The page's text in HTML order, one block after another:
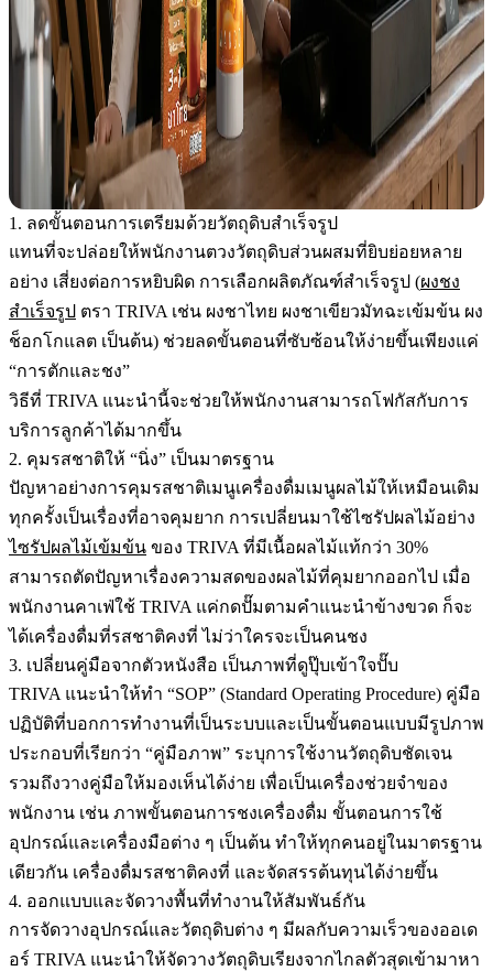
1. ลดขั้นตอนการเตรียมด้วยวัตถุดิบสำเร็จรูป
แทนที่จะปล่อยให้พนักงานตวงวัตถุดิบส่วนผสมที่ยิบย่อยหลาย
อย่าง เสี่ยงต่อการหยิบผิด การเลือกผลิตภัณฑ์สำเร็จรูป (ผงชง
สำเร็จรูป ตรา TRIVA เช่น ผงชาไทย ผงชาเขียวมัทฉะเข้มข้น ผง
ช็อกโกแลต เป็นต้น) ช่วยลดขั้นตอนที่ซับซ้อนให้ง่ายขึ้นเพียงแค่
“การตักและชง”
วิธีที่ TRIVA แนะนำนี้จะช่วยให้พนักงานสามารถโฟกัสกับการ
บริการลูกค้าได้มากขึ้น
2. คุมรสชาติให้ “นิ่ง” เป็นมาตรฐาน
ปัญหาอย่างการคุมรสชาติเมนูเครื่องดื่มเมนูผลไม้ให้เหมือนเดิม
ทุกครั้งเป็นเรื่องที่อาจคุมยาก การเปลี่ยนมาใช้ไซรัปผลไม้อย่าง
ไซรัปผลไม้เข้มข้น ของ TRIVA ที่มีเนื้อผลไม้แท้กว่า 30%
สามารถตัดปัญหาเรื่องความสดของผลไม้ที่คุมยากออกไป เมื่อ
พนักงานคาเฟ่ใช้ TRIVA แค่กดปั๊มตามคำแนะนำข้างขวด ก็จะ
ได้เครื่องดื่มที่รสชาติคงที่ ไม่ว่าใครจะเป็นคนชง
3. เปลี่ยนคู่มือจากตัวหนังสือ เป็นภาพที่ดูปุ๊บเข้าใจปั๊บ
TRIVA แนะนำให้ทำ “SOP” (Standard Operating Procedure) คู่มือ
ปฏิบัติที่บอกการทำงานที่เป็นระบบและเป็นขั้นตอนแบบมีรูปภาพ
ประกอบที่เรียกว่า “คู่มือภาพ” ระบุการใช้งานวัตถุดิบชัดเจน
รวมถึงวางคู่มือให้มองเห็นได้ง่าย เพื่อเป็นเครื่องช่วยจำของ
พนักงาน เช่น ภาพขั้นตอนการชงเครื่องดื่ม ขั้นตอนการใช้
อุปกรณ์และเครื่องมือต่าง ๆ เป็นต้น ทำให้ทุกคนอยู่ในมาตรฐาน
เดียวกัน เครื่องดื่มรสชาติคงที่ และจัดสรรต้นทุนได้ง่ายขึ้น
4. ออกแบบและจัดวางพื้นที่ทำงานให้สัมพันธ์กัน
การจัดวางอุปกรณ์และวัตถุดิบต่าง ๆ มีผลกับความเร็วของออเด
อร์ TRIVA แนะนำให้จัดวางวัตถุดิบเรียงจากไกลตัวสุดเข้ามาหา